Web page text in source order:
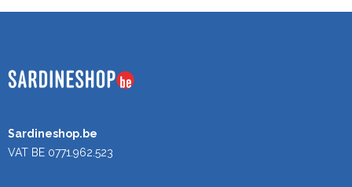
Sardineshop.be
VAT BE 0771.962.523